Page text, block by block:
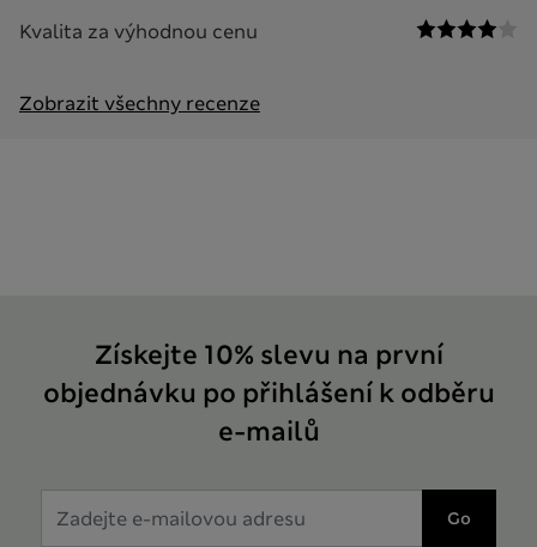
Kvalita za výhodnou cenu
Zobrazit všechny recenze
Získejte 10% slevu na první
objednávku po přihlášení k odběru
e-mailů
Go